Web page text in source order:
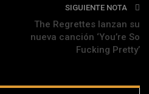
SIGUIENTE NOTA
The Regrettes lanzan su
nueva canción ‘You’re So
Fucking Pretty’